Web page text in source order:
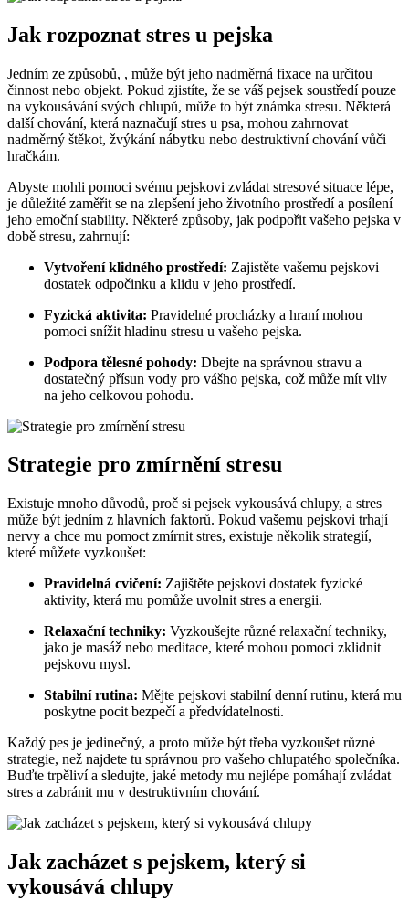
Jak rozpoznat stres u pejska
Jedním ze způsobů, , může být jeho nadměrná fixace na určitou
činnost nebo objekt. Pokud zjistíte, že se váš pejsek soustředí pouze
na vykousávání svých chlupů, může to být známka stresu. Některá
další chování, která naznačují stres u psa, mohou zahrnovat
nadměrný štěkot, žvýkání nábytku nebo destruktivní chování vůči
hračkám.
Abyste mohli pomoci svému pejskovi zvládat stresové situace lépe,
je důležité zaměřit se na zlepšení jeho životního prostředí a posílení
jeho emoční stability. Některé způsoby, jak podpořit vašeho pejska v
době stresu, zahrnují:
Vytvoření klidného prostředí: Zajistěte vašemu pejskovi
dostatek odpočinku a klidu v jeho prostředí.
Fyzická aktivita: Pravidelné procházky a hraní mohou
pomoci snížit hladinu stresu u vašeho pejska.
Podpora tělesné pohody: Dbejte na správnou stravu a
dostatečný přísun vody pro vášho pejska, což může mít vliv
na jeho celkovou pohodu.
Strategie pro zmírnění stresu
Existuje mnoho důvodů, proč si pejsek vykousává chlupy, a stres
může být jedním z hlavních faktorů. Pokud vašemu pejskovi trhají
nervy a chce mu pomoct zmírnit stres, existuje několik strategií,
které můžete vyzkoušet:
Pravidelná cvičení: Zajištěte pejskovi dostatek fyzické
aktivity, která mu pomůže uvolnit stres a energii.
Relaxační techniky: Vyzkoušejte různé relaxační techniky,
jako je masáž nebo meditace, které mohou pomoci zklidnit
pejskovu mysl.
Stabilní rutina: Mějte pejskovi stabilní denní rutinu, která mu
poskytne pocit bezpečí a předvídatelnosti.
Každý pes je jedinečný, a proto může být třeba vyzkoušet různé
strategie, než najdete tu správnou pro vašeho chlupatého společníka.
Buďte trpěliví a sledujte, jaké metody mu nejlépe pomáhají zvládat
stres a zabránit mu v destruktivním chování.
Jak zacházet s pejskem, který si
vykousává chlupy